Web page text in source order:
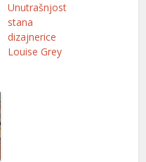
Unutrašnjost
stana
dizajnerice
Louise Grey